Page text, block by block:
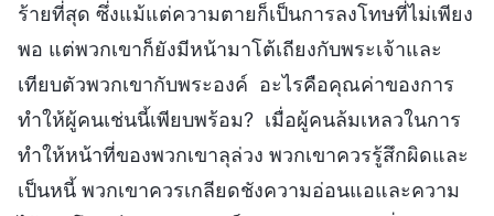
ร้ายที่สุด ซึ่งแม้แต่ความตายก็เป็นการลงโทษที่ไม่เพียง
พอ แต่พวกเขาก็ยังมีหน้ามาโต้เถียงกับพระเจ้าและ
เทียบตัวพวกเขากับพระองค์ อะไรคือคุณค่าของการ
ทำให้ผู้คนเช่นนี้เพียบพร้อม? เมื่อผู้คนล้มเหลวในการ
ทำให้หน้าที่ของพวกเขาลุล่วง พวกเขาควรรู้สึกผิดและ
เป็นหนี้ พวกเขาควรเกลียดชังความอ่อนแอและความ